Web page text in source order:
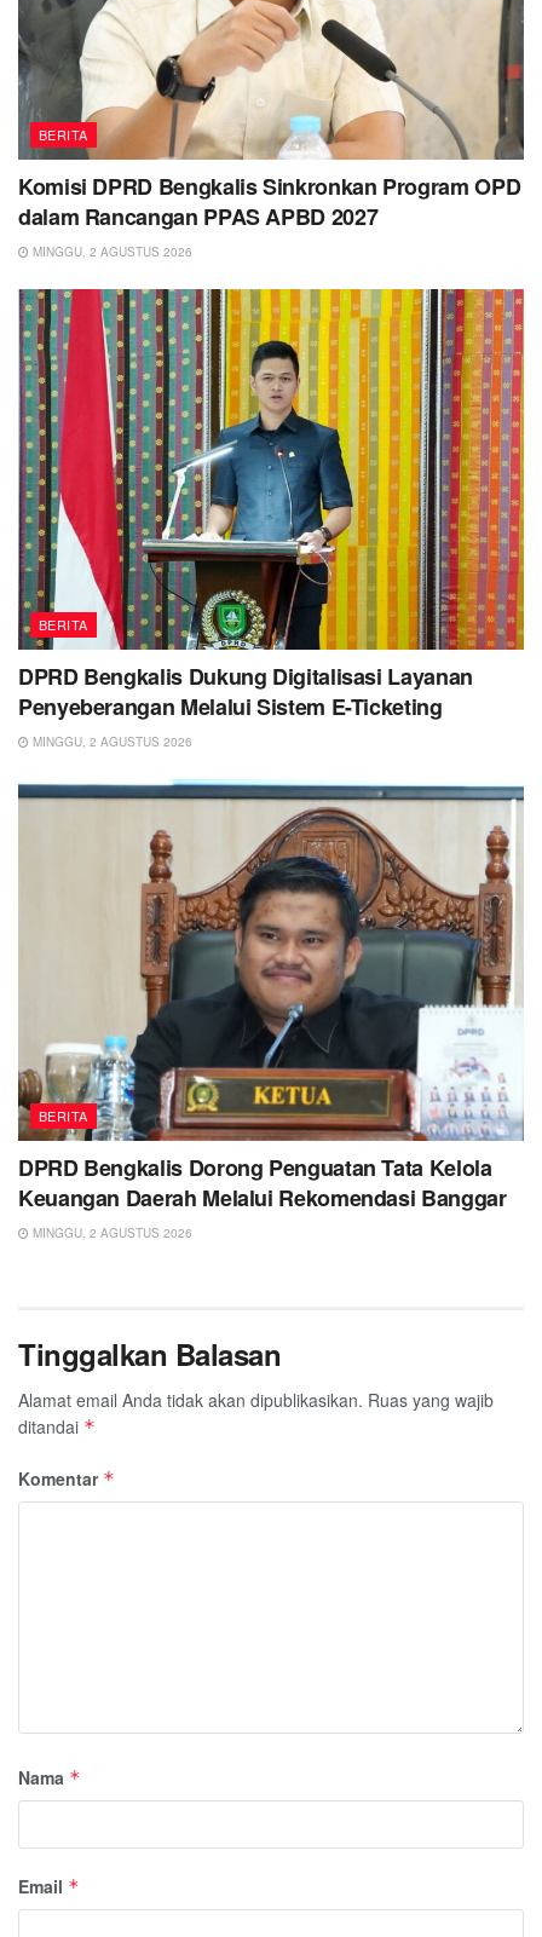
BERITA
Komisi DPRD Bengkalis Sinkronkan Program OPD
dalam Rancangan PPAS APBD 2027
MINGGU, 2 AGUSTUS 2026
BERITA
DPRD Bengkalis Dukung Digitalisasi Layanan
Penyeberangan Melalui Sistem E-Ticketing
MINGGU, 2 AGUSTUS 2026
BERITA
DPRD Bengkalis Dorong Penguatan Tata Kelola
Keuangan Daerah Melalui Rekomendasi Banggar
MINGGU, 2 AGUSTUS 2026
Tinggalkan Balasan
Alamat email Anda tidak akan dipublikasikan. Ruas yang wajib
ditandai *
Komentar *
Nama *
Email *